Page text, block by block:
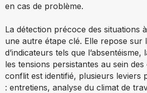
en cas de problème.
La détection précoce des situations
une autre étape clé. Elle repose sur
d’indicateurs tels que
les tensions persistantes au sein des
conflit est identifié, plusieurs leviers
: entretiens, analyse du climat de